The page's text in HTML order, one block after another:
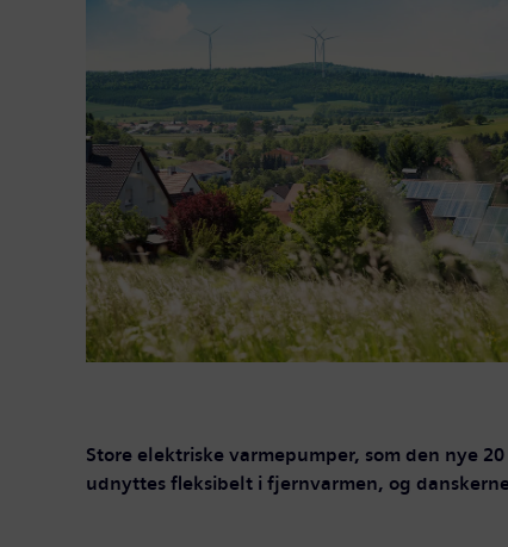
Store elektriske varmepumper, som den nye
udnyttes fleksibelt i fjernvarmen, og